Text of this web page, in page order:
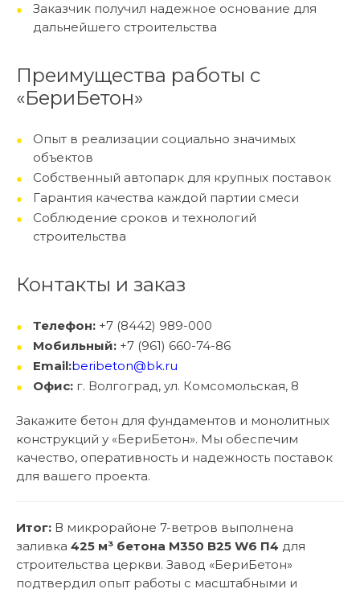
Заказчик получил надежное основание для
дальнейшего строительства
Преимущества работы с
«БериБетон»
Опыт в реализации социально значимых
объектов
Собственный автопарк для крупных поставок
Гарантия качества каждой партии смеси
Соблюдение сроков и технологий
строительства
Контакты и заказ
Телефон: +7 (8442) 989-000
Мобильный: +7 (961) 660-74-86
Email:beribeton@bk.ru
Офис: г. Волгоград, ул. Комсомольская, 8
Закажите бетон для фундаментов и монолитных
конструкций у «БериБетон». Мы обеспечим
качество, оперативность и надежность поставок
для вашего проекта.
Итог: В микрорайоне 7-ветров выполнена
заливка 425 м³ бетона М350 B25 W6 П4 для
строительства церкви. Завод «БериБетон»
подтвердил опыт работы с масштабными и